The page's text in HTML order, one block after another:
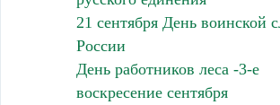
21 сентября День воинской
России
День работников леса -3-е
воскресение сентября